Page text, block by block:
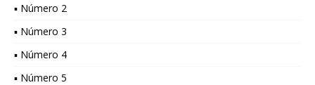
▪ Número 2
▪ Número 3
▪ Número 4
▪ Número 5